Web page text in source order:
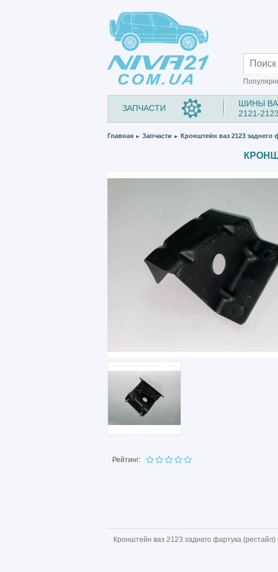
ЗАПЧАСТИ
ШИНЫ
2121-2123
Главная ► Запчасти ► Кронштейн ваз 2123 заднего
Рейтинг:
Кронштейн ваз 2123 заднего фартука